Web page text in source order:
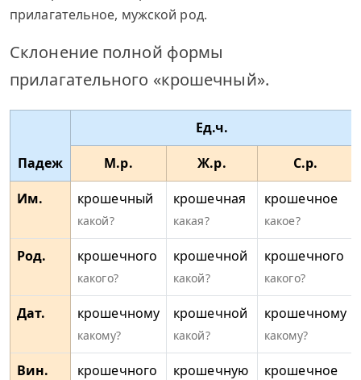
прилагательное, мужской род.
Склонение полной формы
прилагательного «крошечный».
Падеж
Ед.ч.
М.р.
Ж.р.
С.р.
Им.
крошечный
какой?
крошечная
какая?
крошечное
какое?
Род. крошечного
какого?
крошечной
какой?
крошечного
какого?
Дат. крошечному
какому?
крошечной
какой?
крошечному
какому?
Вин. крошечного крошечную крошечное